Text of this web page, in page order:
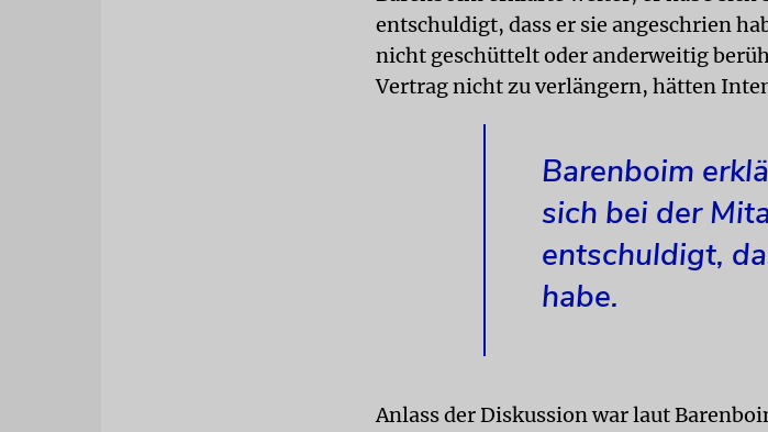
entschuldigt, dass er sie angeschrien
nicht geschüttelt oder anderweitig
Vertrag nicht zu verlängern, hätten
Barenboim
sich bei der
entschuldigt,
habe.
Anlass der Diskussion war laut